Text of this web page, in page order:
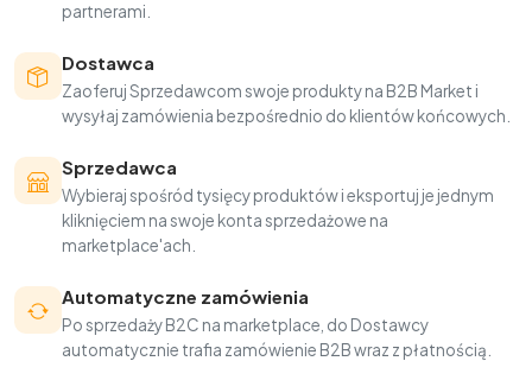
partnerami.
Dostawca
Zaoferuj Sprzedawcom swoje produkty na B2B Market i
wysyłaj zamówienia bezpośrednio do klientów końcowych.
Sprzedawca
Wybieraj spośród tysięcy produktów i eksportuj je jednym
kliknięciem na swoje konta sprzedażowe na
marketplace'ach.
Automatyczne zamówienia
Po sprzedaży B2C na marketplace, do Dostawcy
automatycznie trafia zamówienie B2B wraz z płatnością.